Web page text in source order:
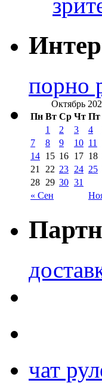
порно
Октябрь
Пн Вт Ср Чт Пт
« Сен
1 2 3 4
7
8 9 10 11
14 15 16 17 18
21
22 23 24 25
28 29 30 31
чат